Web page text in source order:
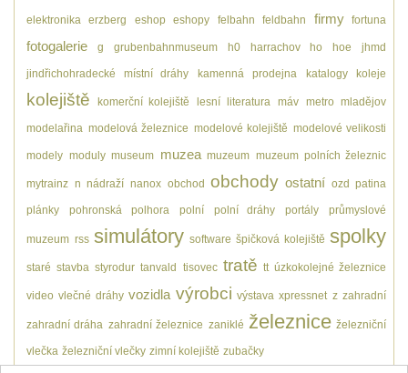
elektronika erzberg eshop eshopy felbahn feldbahn firmy fortuna
fotogalerie g grubenbahnmuseum h0 harrachov ho hoe jhmd
jindřichohradecké místní dráhy kamenná prodejna katalogy koleje
kolejiště komerční kolejiště lesní literatura máv metro mladějov
modelařina modelová železnice modelové kolejiště modelové velikosti
modely moduly museum muzea muzeum muzeum polních železnic
mytrainz n nádraží nanox obchod obchody ostatní ozd patina
plánky pohronská polhora polní polní dráhy portály průmyslové
muzeum rss simulátory software špičková kolejiště spolky
staré stavba styrodur tanvald tisovec tratě tt úzkokolejné železnice
video vlečné dráhy vozidla výrobci výstava xpressnet z zahradní
zahradní dráha zahradní železnice zaniklé železnice železniční
vlečka železniční vlečky zimní kolejiště zubačky